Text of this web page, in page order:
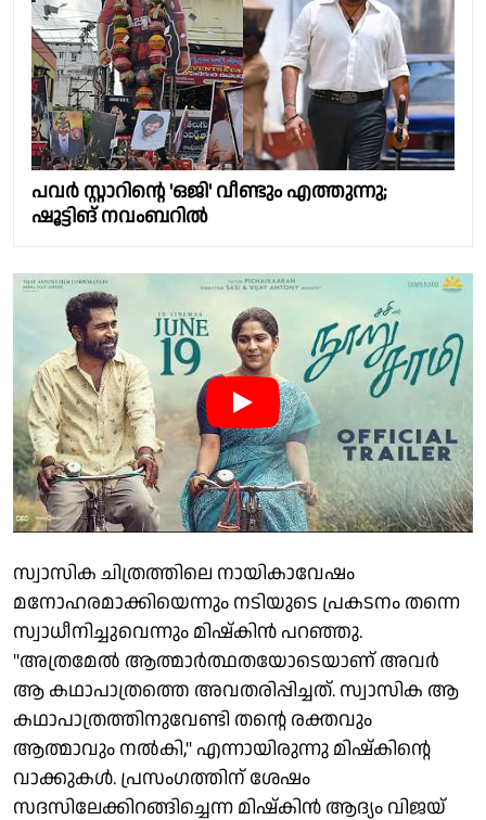
പവർ സ്റ്റാറിന്റെ 'ഒജി' വീണ്ടും എത്തുന്നു;
ഷൂട്ടിങ് നവംബറിൽ
സ്വാസിക ചിത്രത്തിലെ നായികാവേഷം
മനോഹരമാക്കിയെന്നും നടിയുടെ പ്രകടനം തന്നെ
സ്വാധീനിച്ചുവെന്നും മിഷ്കിൻ പറഞ്ഞു.
"അത്രമേൽ ആത്മാർത്ഥതയോടെയാണ് അവർ
ആ കഥാപാത്രത്തെ അവതരിപ്പിച്ചത്. സ്വാസിക ആ
കഥാപാത്രത്തിനുവേണ്ടി തന്റെ രക്തവും
ആത്മാവും നൽകി," എന്നായിരുന്നു മിഷ്കിന്റെ
വാക്കുകൾ. പ്രസംഗത്തിന് ശേഷം
സദസിലേക്കിറങ്ങിച്ചെന്ന മിഷ്കിൻ ആദ്യം വിജയ്